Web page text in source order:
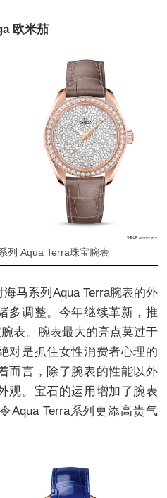
欧米茄
列 Aqua Terra珠宝腕表
马系列Aqua Terra腕表的外
多调整。今年继续革新，推
表。腕表最大的亮点莫过于
对是抓住女性消费者心理的
而言，除了腕表的性能以外
观。宝石的运用增加了腕表
Aqua Terra系列更添高贵气